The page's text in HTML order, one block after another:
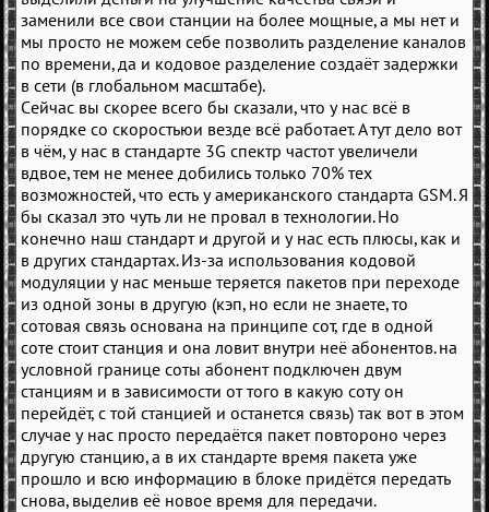
заменили все свои станции на более мощные, а мы нет и
мы просто не можем себе позволить разделение каналов
по времени, да и кодовое разделение создаёт задержки
в сети (в глобальном масштабе).
Сейчас вы скорее всего бы сказали, что у нас всё в
порядке со скоростьюи везде всё работает. А тут дело вот
в чём, у нас в стандарте 3G спектр частот увеличели
вдвое, тем не менее добились только 70% тех
возможностей, что есть у американского стандарта GSM. Я
бы сказал это чуть ли не провал в технологии. Но
конечно наш стандарт и другой и у нас есть плюсы, как и
в других стандартах. Из-за использования кодовой
модуляции у нас меньше теряется пакетов при переходе
из одной зоны в другую (кэп, но если не знаете, то
сотовая связь основана на принципе сот, где в одной
соте стоит станция и она ловит внутри неё абонентов. на
условной границе соты абонент подключен двум
станциям и в зависимости от того в какую соту он
перейдёт, с той станцией и останется связь) так вот в этом
случае у нас просто передаётся пакет повтороно через
другую станцию, а в их стандарте время пакета уже
прошло и всю информацию в блоке придётся передать
снова, выделив её новое время для передачи.